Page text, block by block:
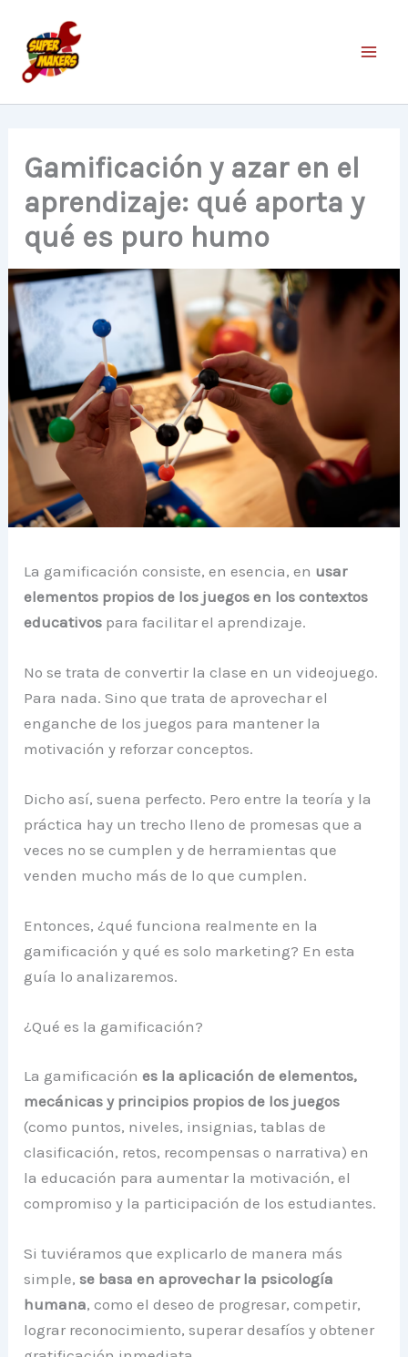
contenido
Gamificación y azar en el
aprendizaje: qué aporta y
qué es puro humo
La gamificación consiste, en esencia, en usar
elementos propios de los juegos en los contextos
educativos para facilitar el aprendizaje.
No se trata de convertir la clase en un videojuego.
Para nada. Sino que trata de aprovechar el
enganche de los juegos para mantener la
motivación y reforzar conceptos.
Dicho así, suena perfecto. Pero entre la teoría y la
práctica hay un trecho lleno de promesas que a
veces no se cumplen y de herramientas que
venden mucho más de lo que cumplen.
Entonces, ¿qué funciona realmente en la
gamificación y qué es solo marketing? En esta
guía lo analizaremos.
¿Qué es la gamificación?
La gamificaciónes la aplicación de elementos,
mecánicas y principios propios de los juegos
(como puntos, niveles, insignias, tablas de
clasificación, retos, recompensas o narrativa) en
la educación para aumentar la motivación, el
compromiso y la participación de los estudiantes.
Si tuviéramos que explicarlo de manera más
simple,se basa en aprovechar la psicología
humana, como el deseo de progresar, competir,
lograr reconocimiento, superar desafíos y obtener